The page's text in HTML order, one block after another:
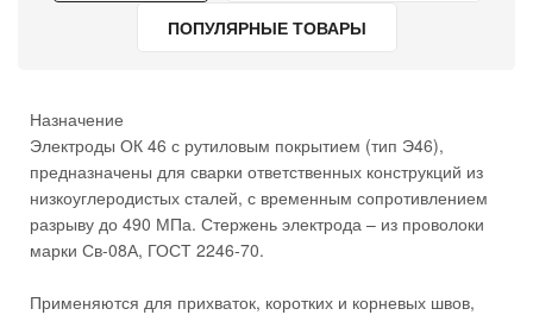
ПОПУЛЯРНЫЕ ТОВАРЫ
Назначение
Электроды ОК 46 с рутиловым покрытием (тип Э46),
предназначены для сварки ответственных конструкций из
низкоуглеродистых сталей, с временным сопротивлением
разрыву до 490 МПа. Стержень электрода – из проволоки
марки Св-08А, ГОСТ 2246-70.
Применяются для прихваток, коротких и корневых швов,